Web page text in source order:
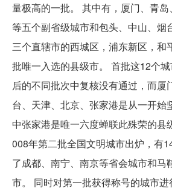
量极高的一批。 其中有，厦门、青
等五个副省级城市和包头、中山、烟
三个直辖市的西城区，浦东新区，和
批唯一入选的县级市。 首批这12个
后的不同批次中复核没有通过，而厦
台、天津、北京、张家港是从一开始
中张家港是唯一六度蝉联此殊荣的县
008年第二批全国文明城市出炉，有
了成都、南宁、南京等省会城市和马
市。 同时对第一批获得称号的城市